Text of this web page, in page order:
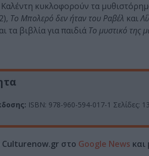
Καλέντη κυκλοφορούν τα
Το Μπολερό δεν ήταν του Ραβέλ και
τα βιβλία για παιδιά Το μυστικό της
ISBN: 978-960-594-017-1 Σελίδες:
στο Google News και